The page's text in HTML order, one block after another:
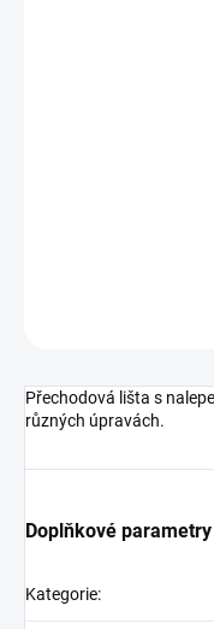
Přechodová lišta s
různých úpravách.
Doplňkové parametry
Kategorie: